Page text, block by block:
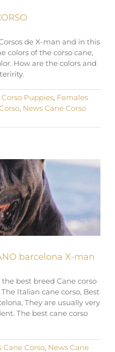
de X-man and in this
colors of the corso cane,
How are the colors and
Puppies, Females
, News Cane Corso
barcelona X-man
best breed Cane corso
Italian cane corso, Best
They are usually very
The best cane corso
Cane Corso, News Cane